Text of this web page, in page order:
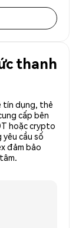
thanh
tín dụng, thẻ
cấp bên
hoặc crypto
cầu số
đảm bảo